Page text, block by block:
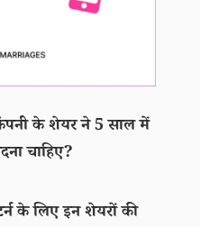
के शेयर ने 5 साल में
चाहिए?
के लिए इन शेयरों की